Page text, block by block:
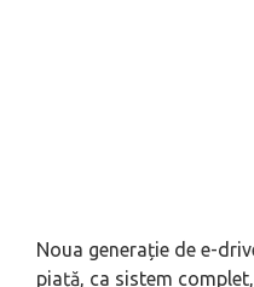
Noua generație de e-
piață, ca sistem